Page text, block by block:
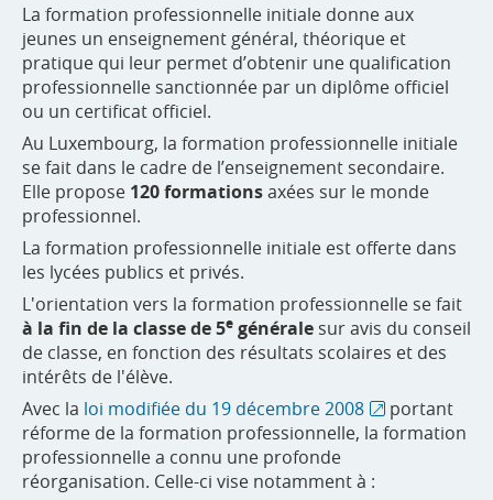
La formation professionnelle initiale donne aux
jeunes un enseignement général, théorique et
pratique qui leur permet d’obtenir une qualification
professionnelle sanctionnée par un diplôme officiel
ou un certificat officiel.
Au Luxembourg, la formation professionnelle initiale
se fait dans le cadre de l’enseignement secondaire.
Elle propose 120 formationsaxées sur le monde
professionnel.
La formation professionnelle initiale est offerte dans
les lycées publics et privés.
L'orientation vers la formation professionnelle se fait
à la fin de la classe de 5e générale sur avis du conseil
de classe, en fonction des résultats scolaires et des
intérêts de l'élève.
Avec la loi modifiée du 19 décembre 2008
portant
réforme de la formation professionnelle, la formation
professionnelle a connu une profonde
réorganisation. Celle-ci vise notamment à :